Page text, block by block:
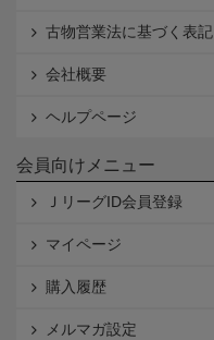
古物営業法に基づく表記
会社概要
ヘルプページ
会員向けメニュー
ＪリーグID会員登録
マイページ
購入履歴
メルマガ設定